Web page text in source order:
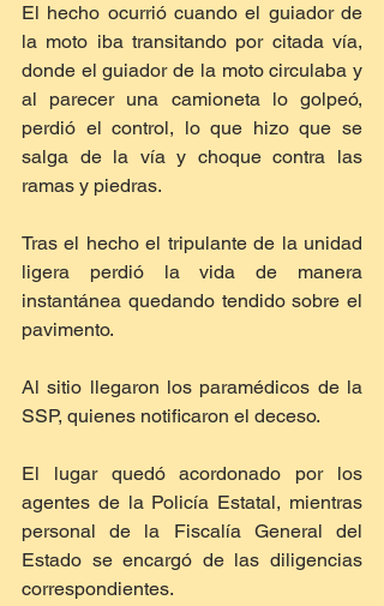
El hecho ocurrió cuando el guiador de
la moto iba transitando por citada vía,
donde el guiador de la moto circulaba y
al parecer una camioneta lo golpeó,
perdió el control, lo que hizo que se
salga de la vía y choque contra las
ramas y piedras.
Tras el hecho el tripulante de la unidad
ligera perdió la vida de manera
instantánea quedando tendido sobre el
pavimento.
Al sitio llegaron los paramédicos de la
SSP, quienes notificaron el deceso.
El lugar quedó acordonado por los
agentes de la Policía Estatal, mientras
personal de la Fiscalía General del
Estado se encargó de las diligencias
correspondientes.